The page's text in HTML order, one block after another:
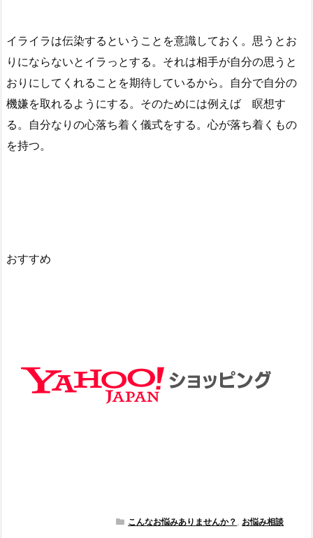
イライラは伝染するということを意識しておく。思うとお
りにならないとイラっとする。それは相手が自分の思うと
おりにしてくれることを期待しているから。自分で自分の
機嫌を取れるようにする。そのためには例えば 瞑想す
る。自分なりの心落ち着く儀式をする。心が落ち着くもの
を持つ。
おすすめ
こんなお悩みありませんか？ , お悩み相談